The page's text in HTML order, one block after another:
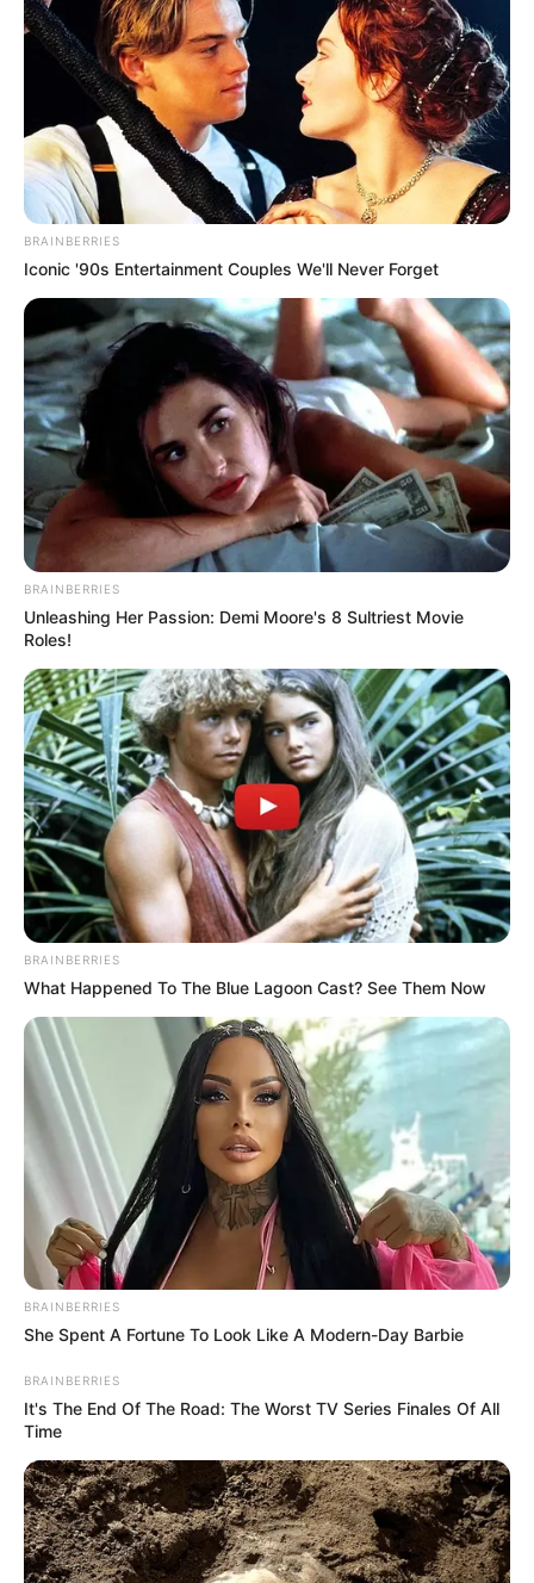
BRAINBERRIES
Iconic '90s Entertainment Couples We'll Never Forget
BRAINBERRIES
Unleashing Her Passion: Demi Moore's 8 Sultriest Movie
Roles!
BRAINBERRIES
What Happened To The Blue Lagoon Cast? See Them Now
BRAINBERRIES
She Spent A Fortune To Look Like A Modern-Day Barbie
BRAINBERRIES
It's The End Of The Road: The Worst TV Series Finales Of All
Time